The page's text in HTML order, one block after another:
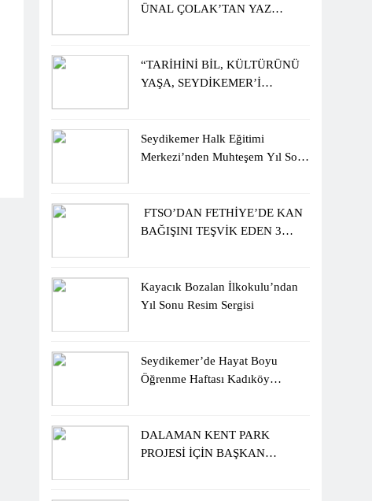
ÜNAL ÇOLAK’TAN YAZ
“TARİHİNİ BİL, KÜLTÜRÜNÜ
YAŞA, SEYDİKEMER’İ
Seydikemer Halk Eğitimi
Merkezi’nden Muhteşem Yıl Sonu
FTSO’DAN FETHİYE’DE KAN
BAĞIŞINI TEŞVİK EDEN 3
Kayacık Bozalan İlkokulu’ndan
Yıl Sonu Resim Sergisi
Seydikemer’de Hayat Boyu
Öğrenme Haftası Kadıköy
DALAMAN KENT PARK
PROJESİ İÇİN BAŞKAN